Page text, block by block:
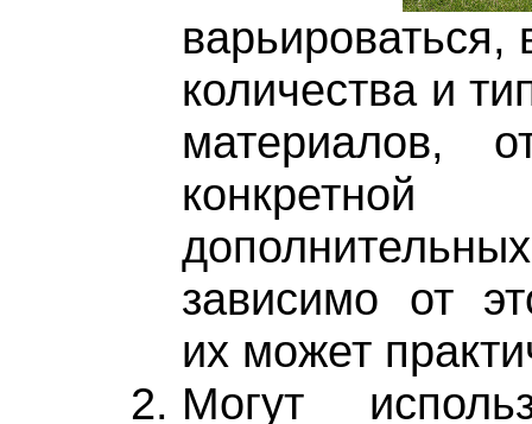
варьироваться,
количества и
материалов,
зависимо от
их может
Могут